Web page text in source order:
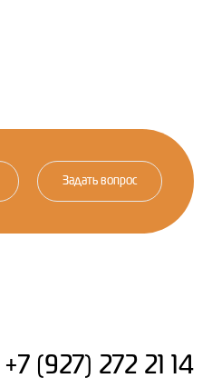
Задать вопрос
+7 (927) 272 21 14